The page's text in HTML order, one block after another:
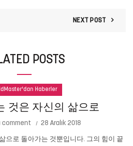
NEXT POST
POSTS
Haberler
것은 자신의 삶으로
comment 28 Aralık 2018
으로 돌아가는 것뿐입니다. 그의 힘이 끝